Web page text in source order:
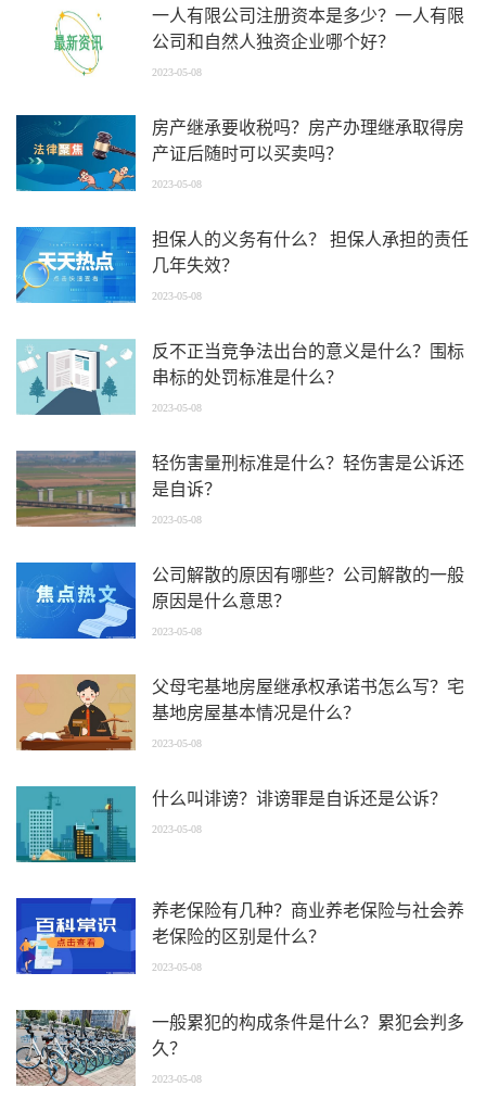
一人有限公司注册资本是多少？一人有限
公司和自然人独资企业哪个好？
2023-05-08
房产继承要收税吗？房产办理继承取得房
产证后随时可以买卖吗？
2023-05-08
担保人的义务有什么？ 担保人承担的责任
几年失效？
2023-05-08
反不正当竞争法出台的意义是什么？围标
串标的处罚标准是什么？
2023-05-08
轻伤害量刑标准是什么？轻伤害是公诉还
是自诉？
2023-05-08
公司解散的原因有哪些？公司解散的一般
原因是什么意思？
2023-05-08
父母宅基地房屋继承权承诺书怎么写？宅
基地房屋基本情况是什么？
2023-05-08
什么叫诽谤？诽谤罪是自诉还是公诉？
2023-05-08
养老保险有几种？商业养老保险与社会养
老保险的区别是什么？
2023-05-08
一般累犯的构成条件是什么？累犯会判多
久？
2023-05-08